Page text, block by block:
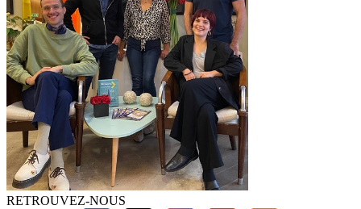
RETROUVEZ-NOUS